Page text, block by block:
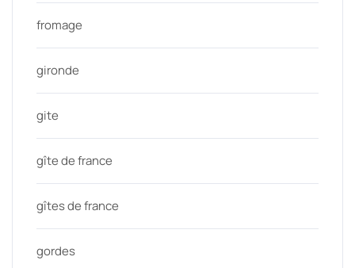
fromage
gironde
gite
gîte de france
gîtes de france
gordes